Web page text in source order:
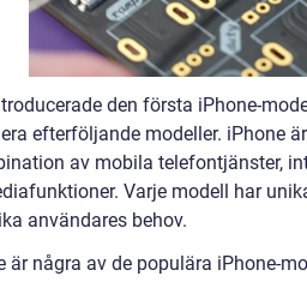
den första iPhone-
efterföljande modeller. iPhone
av mobila telefontjänster,
Varje modell har
användares behov.
är några av de populära iPhone-